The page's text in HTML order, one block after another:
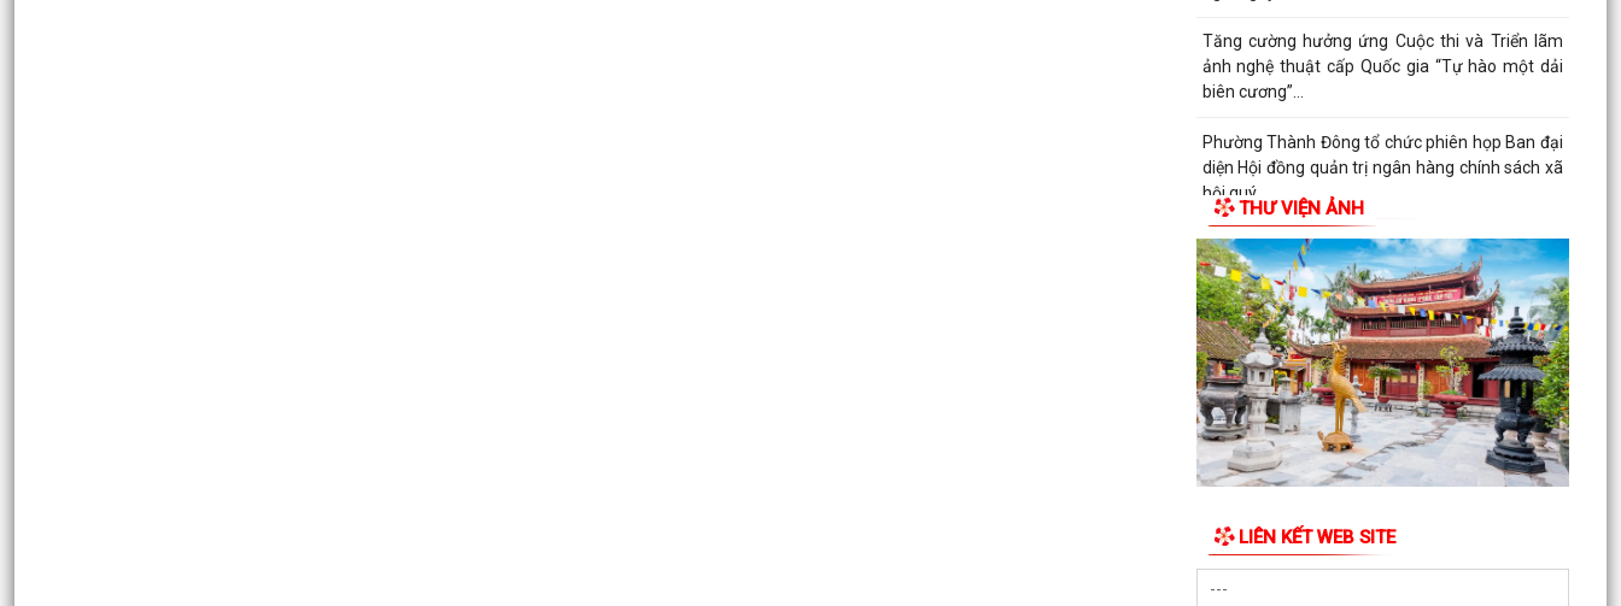
Tăng cường hưởng ứng Cuộc thi và Triển lãm
ảnh nghệ thuật cấp Quốc gia “Tự hào một dải
biên cương”...
Phường Thành Đông tổ chức phiên họp Ban đại
diện Hội đồng quản trị ngân hàng chính sách xã
hội quý...
Hơn 1.600 đoàn viên, người lao động trên địa
bàn phường Thành Đông tham gia bữa cơm
công đoàn
Đảng ủy phường Thành Đông tổ chức lớp bồi
dưỡng Lý luận chính trị hè năm 2026 cho đội
ngũ giáo viên
Phường Thành Đông tri ân Người có công
Ngày Thương...
Phường Thành Đông tri ân các gia đình chính
THƯ VIỆN ẢNH
LIÊN KẾT WEB SITE